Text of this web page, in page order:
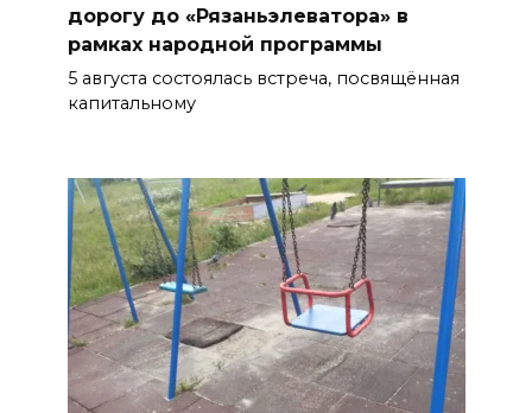
дорогу до «Рязаньэлеватора» в
рамках народной программы
5 августа состоялась встреча, посвящённая
капитальному